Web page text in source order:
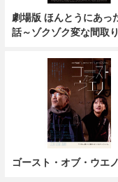
劇場版 ほんとうにあっ
話～ゾクゾク変な間取
ゴースト・オブ・ウエノ